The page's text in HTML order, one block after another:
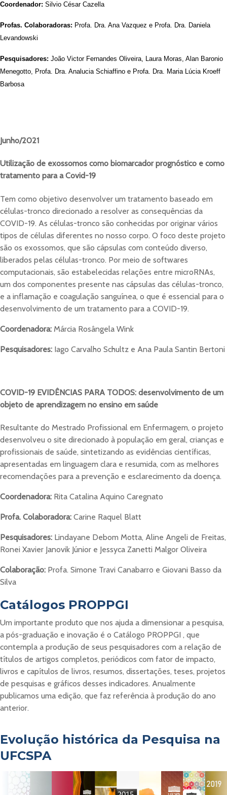
Coordenador: Silvio César Cazella
Profas. Colaboradoras: Profa. Dra. Ana Vazquez e Profa. Dra. Daniela
Levandowski
Pesquisadores: João Victor Fernandes Oliveira, Laura Moras, Alan Baronio
Menegotto, Profa. Dra. Analucia Schiaffino e Profa. Dra. Maria Lúcia Kroeff
Barbosa
Junho/2021
Utilização de exossomos como biomarcador prognóstico e como
tratamento para a Covid-19
Tem como objetivo desenvolver um tratamento baseado em
células-tronco direcionado a resolver as consequências da
COVID-19. As células-tronco são conhecidas por originar vários
tipos de células diferentes no nosso corpo. O foco deste projeto
são os exossomos, que são cápsulas com conteúdo diverso,
liberados pelas células-tronco. Por meio de softwares
computacionais, são estabelecidas relações entre microRNAs,
um dos componentes presente nas cápsulas das células-tronco,
e a inflamação e coagulação sanguínea, o que é essencial para o
desenvolvimento de um tratamento para a COVID-19.
Coordenadora: Márcia Rosângela Wink
Pesquisadores: Iago Carvalho Schultz e Ana Paula Santin Bertoni
COVID-19 EVIDÊNCIAS PARA TODOS: desenvolvimento de um
objeto de aprendizagem no ensino em saúde
Resultante do Mestrado Profissional em Enfermagem, o projeto
desenvolveu o site direcionado à população em geral, crianças e
profissionais de saúde, sintetizando as evidências científicas,
apresentadas em linguagem clara e resumida, com as melhores
recomendações para a prevenção e esclarecimento da doença.
Coordenadora: Rita Catalina Aquino Caregnato
Profa. Colaboradora: Carine Raquel Blatt
Pesquisadores: Lindayane Debom Motta, Aline Angeli de Freitas,
Ronei Xavier Janovik Júnior e Jessyca Zanetti Malgor Oliveira
Colaboração: Profa. Simone Travi Canabarro e Giovani Basso da
Silva
Catálogos PROPPGI
Um importante produto que nos ajuda a dimensionar a pesquisa,
a pós-graduação e inovação é o Catálogo PROPPGI , que
contempla a produção de seus pesquisadores com a relação de
títulos de artigos completos, periódicos com fator de impacto,
livros e capítulos de livros, resumos, dissertações, teses, projetos
de pesquisas e gráficos desses indicadores. Anualmente
publicamos uma edição, que faz referência à produção do ano
anterior.
Evolução histórica da Pesquisa na
UFCSPA